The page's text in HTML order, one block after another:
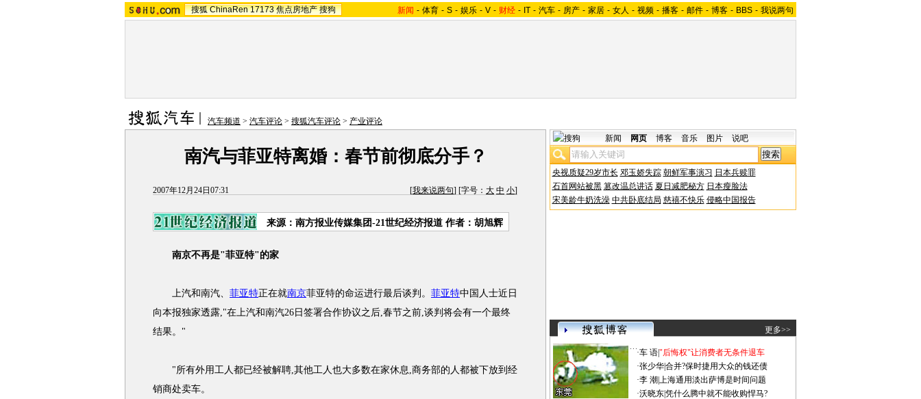
搜狐 ChinaRen 17173 焦点房地产 搜狗 新闻 - 体育 - S - 娱乐 - V - 财经 - IT - 汽车 - 房产 - 家居 - 女人 - 视频 - 播客 - 邮件 - 博客 - BBS - 我说两句
汽车频道 > 汽车评论 > 搜狐汽车评论 > 产业评论
南汽与菲亚特离婚：春节前彻底分手？
2007年12月24日07:31 [我来说两句] [字号： 大 中 小]
来源：南方报业传媒集团-21世纪经济报道 作者：胡旭辉
南京不再是"菲亚特"的家
上汽和南汽、 菲亚特正在就南京菲亚特的命运进行最后谈判。 菲亚特中国人士近日
向本报独家透露,"在上汽和南汽26日签署合作协议之后,春节之前,谈判将会有一个最终
结果。"
"所有外用工人都已经被解聘,其他工人也大多数在家休息,商务部的人都被下放到经
销商处卖车。
新闻 网页 博客 音乐 图片 说吧
央视质疑29岁市长 邓玉娇失踪 朝鲜军事演习 日本兵赎罪
石首网站被黑 篡改温总讲话 夏日减肥秘方 日本瘦脸法
宋美龄牛奶洗澡 中共卧底结局 慈禧不快乐 侵略中国报告
更多>>
·车 语|"后悔权"让消费者无条件退车
·张少华|合并?保时捷用大众的钱还债
·李 潮 上海通用淡出萨博是时间问题
·沃晓东|凭什么腾中就不能收购悍马?